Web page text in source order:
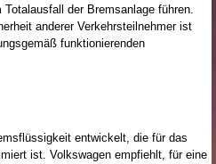
der Bremsanlage führen.
anderer Verkehrsteilnehmer ist
funktionierenden
entwickelt, die für das
ist. Volkswagen empfiehlt, für eine